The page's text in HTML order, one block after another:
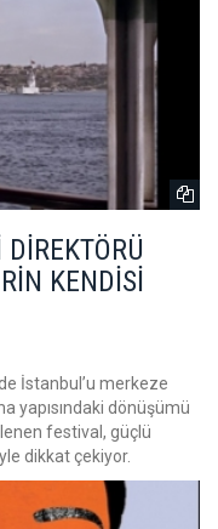
KENDİSİ
İstanbul’u merkeze
yapısındaki dönüşümü
festival, güçlü
dikkat çekiyor.